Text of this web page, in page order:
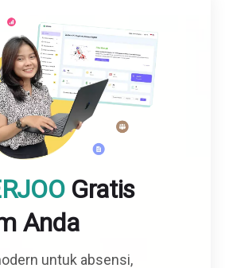
Gratis
Anda
untuk absensi,